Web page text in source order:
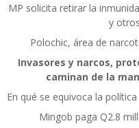
MP solicita retirar la
y
Polochic, área de
Invasores y narcos,
caminan de la
En qué se equivoca la
Mingob paga Q2.8